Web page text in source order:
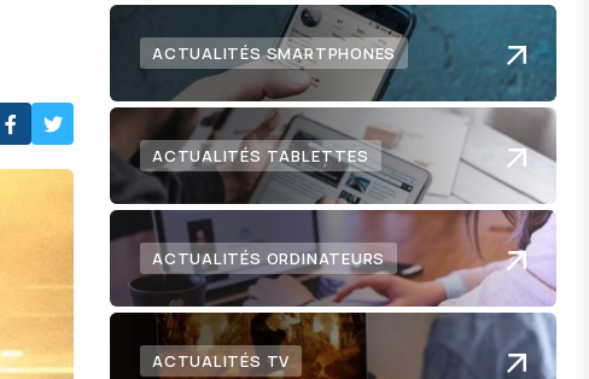
ACTUALITÉS SMARTPHONES
ACTUALITÉS TABLETTES
ACTUALITÉS ORDINATEURS
ACTUALITÉS TV